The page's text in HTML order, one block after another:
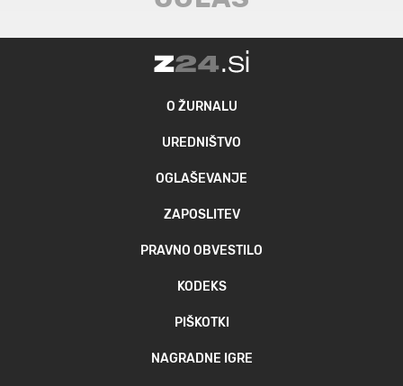
O ŽURNALU
UREDNIŠTVO
OGLAŠEVANJE
ZAPOSLITEV
PRAVNO OBVESTILO
KODEKS
PIŠKOTKI
NAGRADNE IGRE